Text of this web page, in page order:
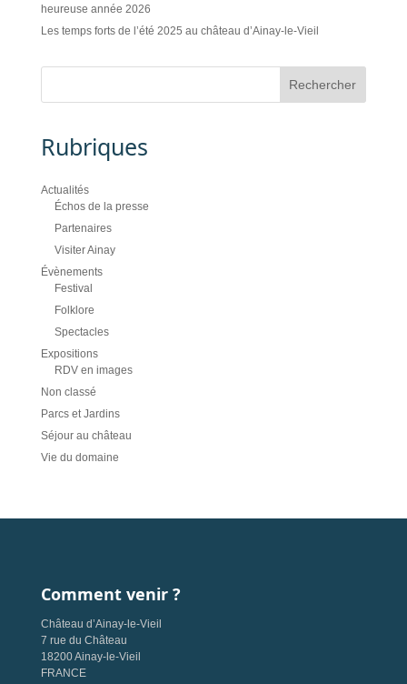
heureuse année 2026
Les temps forts de l’été 2025 au château d’Ainay-le-Vieil
Rubriques
Actualités
Échos de la presse
Partenaires
Visiter Ainay
Évènements
Festival
Folklore
Spectacles
Expositions
RDV en images
Non classé
Parcs et Jardins
Séjour au château
Vie du domaine
Comment venir ?
Château d’Ainay-le-Vieil
7 rue du Château
18200 Ainay-le-Vieil
FRANCE